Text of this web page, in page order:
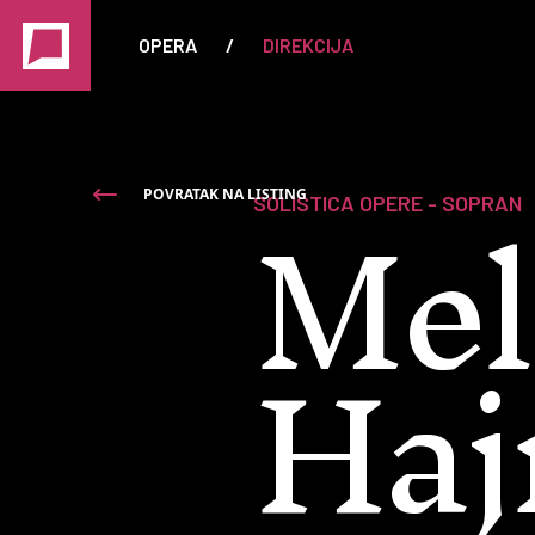
OPERA / DIREKCIJA
POVRATAK NA LISTINGSOLISTICA OPERE - SOPRAN